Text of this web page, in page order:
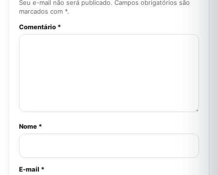
Seu e-mail não será publicado. Campos obrigatórios são
marcados com *.
Comentário *
Nome *
E-mail *